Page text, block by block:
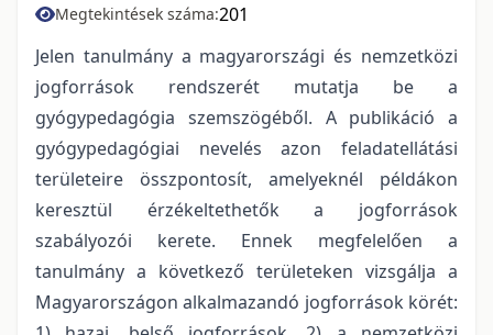
Megtekintések száma:201
Jelen tanulmány a magyarországi és nemzetközi
jogforrások rendszerét mutatja be a
gyógypedagógia szemszögéből. A publikáció a
gyógypedagógiai nevelés azon feladatellátási
területeire összpontosít, amelyeknél példákon
keresztül érzékeltethetők a jogforrások
szabályozói kerete. Ennek megfelelően a
tanulmány a következő területeken vizsgálja a
Magyarországon alkalmazandó jogforrások körét: